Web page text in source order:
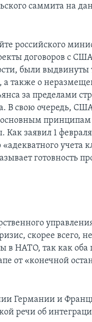
саммита на
российского
договоров с
были выдвинуты
также о
за пределами
В свою очередь,
принципам
Как заявил 1
учета
готовность
скорее всего,
в НАТО, так как оба
от «конечной
Германии и
речи об